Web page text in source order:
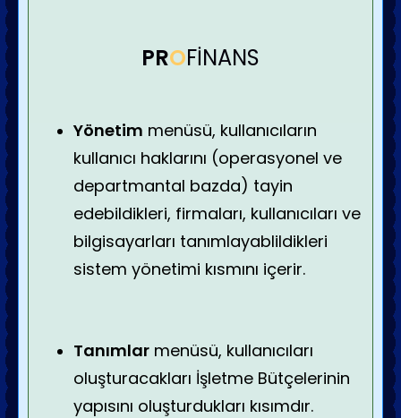
PROFİNANS
Yönetim menüsü, kullanıcıların
kullanıcı haklarını (operasyonel ve
departmantal bazda) tayin
edebildikleri, firmaları, kullanıcıları ve
bilgisayarları tanımlayablildikleri
sistem yönetimi kısmını içerir.
Tanımlar menüsü, kullanıcıları
oluşturacakları İşletme Bütçelerinin
yapısını oluşturdukları kısımdır.